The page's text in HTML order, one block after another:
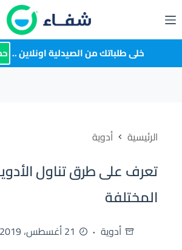
إلى
المحتوى خلى طلباتك من الصيدلية اونلاين ..
الرئيسية أدوية
تعرف على طرق تناول
المختلفة
أدوية 21 أغسطس، 2019